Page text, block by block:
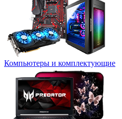
Компьютеры и комплектующие